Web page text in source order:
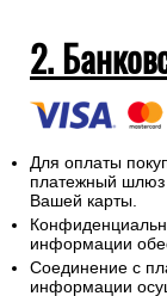
2.
Для оплаты
платежный шлюз
Вашей карты.
информации
Соединение с
информации